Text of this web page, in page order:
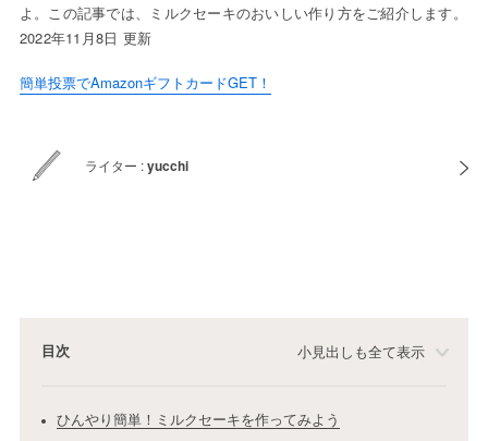
よ。この記事では、ミルクセーキのおいしい作り方をご紹介します。
2022年11月8日 更新
簡単投票でAmazonギフトカードGET！
ライター :yucchi
目次 小見出しも全て表示
ひんやり簡単！ミルクセーキを作ってみよう